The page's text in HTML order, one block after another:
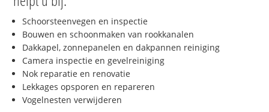
Schoorsteenvegen en inspectie
Bouwen en schoonmaken van rookkanalen
Dakkapel, zonnepanelen en dakpannen reiniging
Camera inspectie en gevelreiniging
Nok reparatie en renovatie
Lekkages opsporen en repareren
Vogelnesten verwijderen